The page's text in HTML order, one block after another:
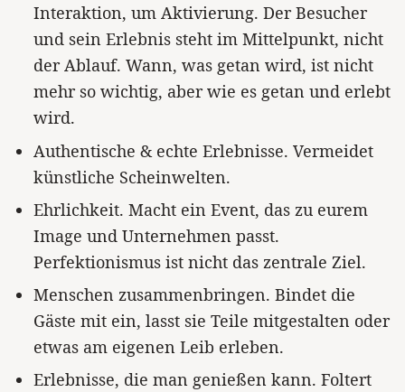
Interaktion, um Aktivierung. Der Besucher
und sein Erlebnis steht im Mittelpunkt, nicht
der Ablauf. Wann, was getan wird, ist nicht
mehr so wichtig, aber wie es getan und erlebt
wird.
Authentische & echte Erlebnisse. Vermeidet
künstliche Scheinwelten.
Ehrlichkeit. Macht ein Event, das zu eurem
Image und Unternehmen passt.
Perfektionismus ist nicht das zentrale Ziel.
Menschen zusammenbringen. Bindet die
Gäste mit ein, lasst sie Teile mitgestalten oder
etwas am eigenen Leib erleben.
Erlebnisse, die man genießen kann. Foltert